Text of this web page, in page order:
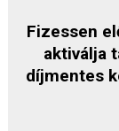
Fizessen
aktiválja
díjmentes